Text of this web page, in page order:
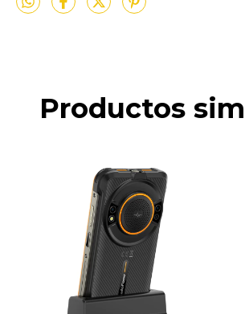
Productos